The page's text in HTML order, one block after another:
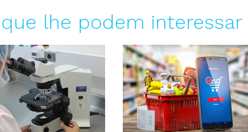
lhe podem interessar